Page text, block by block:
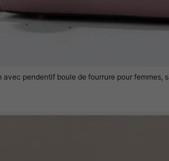
avec pendentif boule de fourrure pour femmes,